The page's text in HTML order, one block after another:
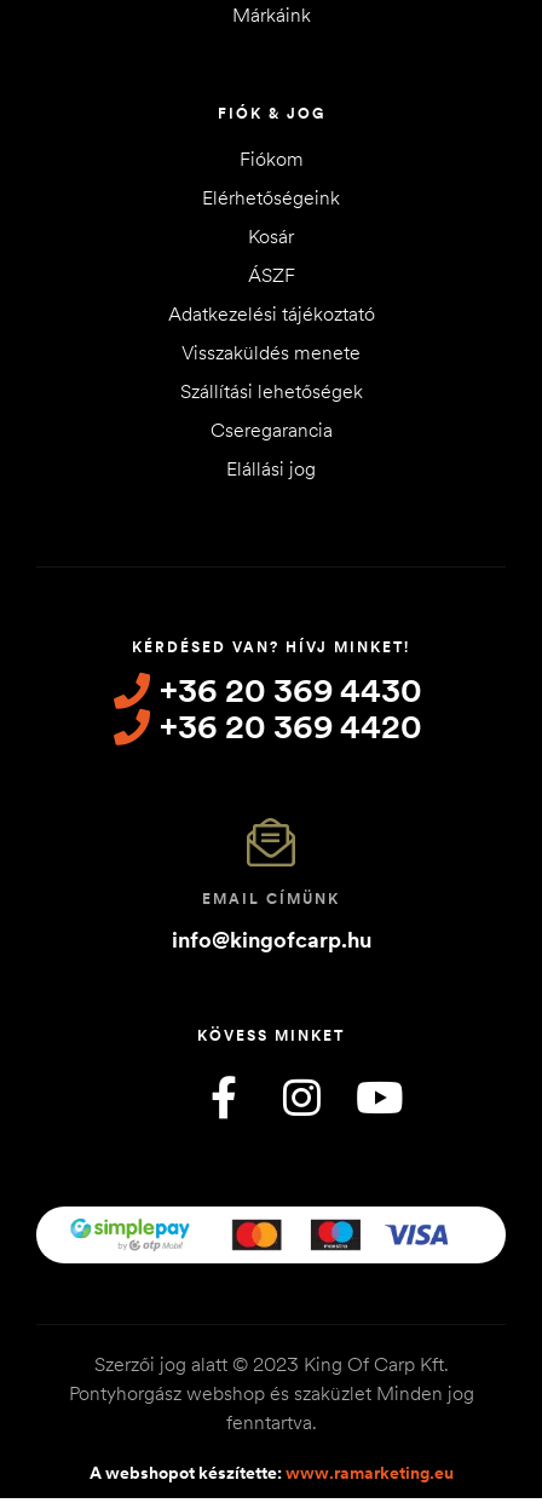
Márkáink
FIÓK & JOG
Fiókom
Elérhetőségeink
Kosár
ÁSZF
Adatkezelési tájékoztató
Visszaküldés menete
Szállítási lehetőségek
Cseregarancia
Elállási jog
KÉRDÉSED VAN? HÍVJ MINKET!
+36 20 369 4430
+36 20 369 4420
EMAIL CÍMÜNK
info@kingofcarp.hu
KÖVESS MINKET
Szerzői jog alatt © 2023 King Of Carp Kft.
Pontyhorgász webshop és szaküzlet Minden jog
fenntartva.
A webshopot készítette:www.ramarketing.eu